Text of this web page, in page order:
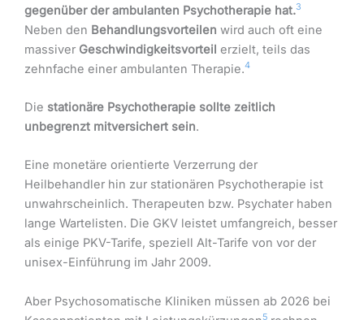
gegenüber der ambulanten Psychotherapie hat.3
Neben den Behandlungsvorteilen wird auch oft eine
massiver Geschwindigkeitsvorteil erzielt, teils das
zehnfache einer ambulanten Therapie.4
Die stationäre Psychotherapie sollte zeitlich
unbegrenzt mitversichert sein.
Eine monetäre orientierte Verzerrung der
Heilbehandler hin zur stationären Psychotherapie ist
unwahrscheinlich. Therapeuten bzw. Psychater haben
lange Wartelisten. Die GKV leistet umfangreich, besser
als einige PKV-Tarife, speziell Alt-Tarife von vor der
unisex-Einführung im Jahr 2009.
Aber Psychosomatische Kliniken müssen ab 2026 bei
5